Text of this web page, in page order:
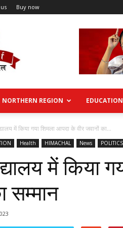
Buy now
NORTHERN REGION EDUCATION
में किया गया शिमला आपदा के वीर जवानों का...
Health HIMACHAL News POLITICS
में किया
सम्मान